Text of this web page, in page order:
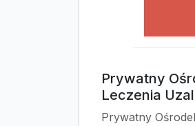
Prywatny
Leczenia
Prywatny